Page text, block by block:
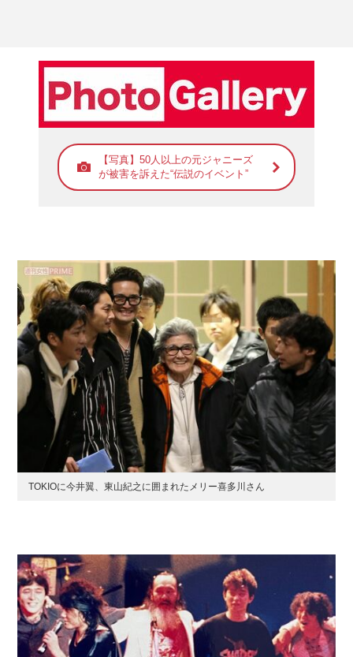
【写真】50人以上の元ジャニーズ
が被害を訴えた“伝説のイベント”
TOKIOに今井翼、東山紀之に囲まれたメリー喜多川さん